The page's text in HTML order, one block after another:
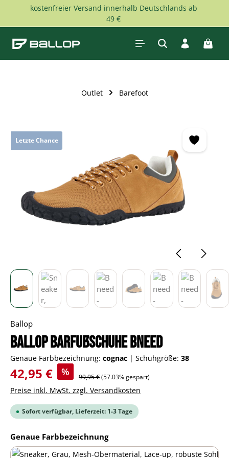
Zum Hauptinhalt springen
kostenfreier Versand innerhalb Deutschlands ab
49 €
Outlet Barefoot
Letzte Chance
Ballop
BALLOP Barfußschuhe Bneed
Genaue Farbbezeichnung: cognac | Schuhgröße: 38
Verkaufspreis:
42,95 € % Regulärer Preis:
99,95 €(57.03% gespart)
Preise inkl. MwSt. zzgl. Versandkosten
Sofort verfügbar, Lieferzeit: 1-3 Tage
Genaue Farbbezeichnungauswählen